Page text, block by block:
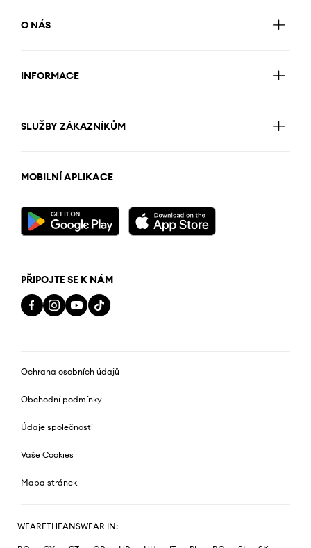
O NÁS
INFORMACE
SLUŽBY ZÁKAZNÍKŮM
MOBILNÍ APLIKACE
PŘIPOJTE SE K NÁM
Ochrana osobních údajů
Obchodní podmínky
Údaje společnosti
Vaše Cookies
Mapa stránek
WEARETHEANSWEAR IN: